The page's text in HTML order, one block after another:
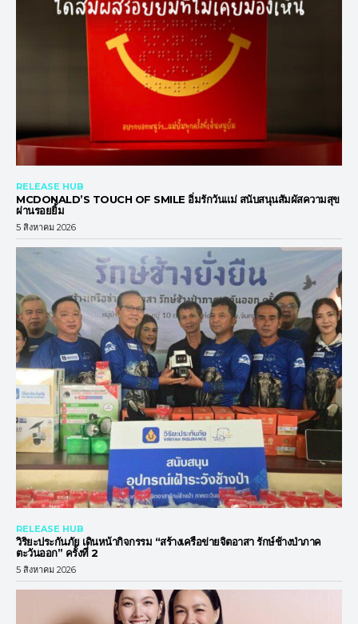
RELEASE HUB
MCDONALD’S TOUCH OF SMILE อิ่มรักวันแม่ สนับสนุนสัมผัสความสุข
ผ่านรอยยิ้ม
5 สิงหาคม 2026
RELEASE HUB
วิริยะประกันภัย เดินหน้ากิจกรรม “สร้างเครือข่ายจิตอาสา รักษ์ช้างป่าภาค
ตะวันออก” ครั้งที่ 2
5 สิงหาคม 2026